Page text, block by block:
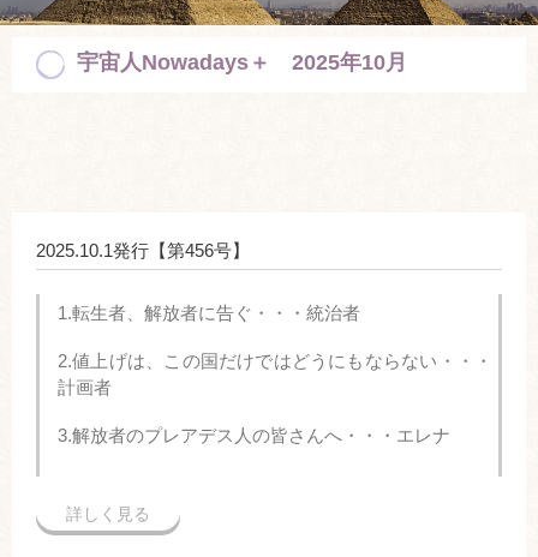
宇宙人Nowadays＋ 2025年10月
2025.10.1発行【第456号】
1.転生者、解放者に告ぐ・・・統治者
2.値上げは、この国だけではどうにもならない・・・
計画者
3.解放者のプレアデス人の皆さんへ・・・エレナ
詳しく見る